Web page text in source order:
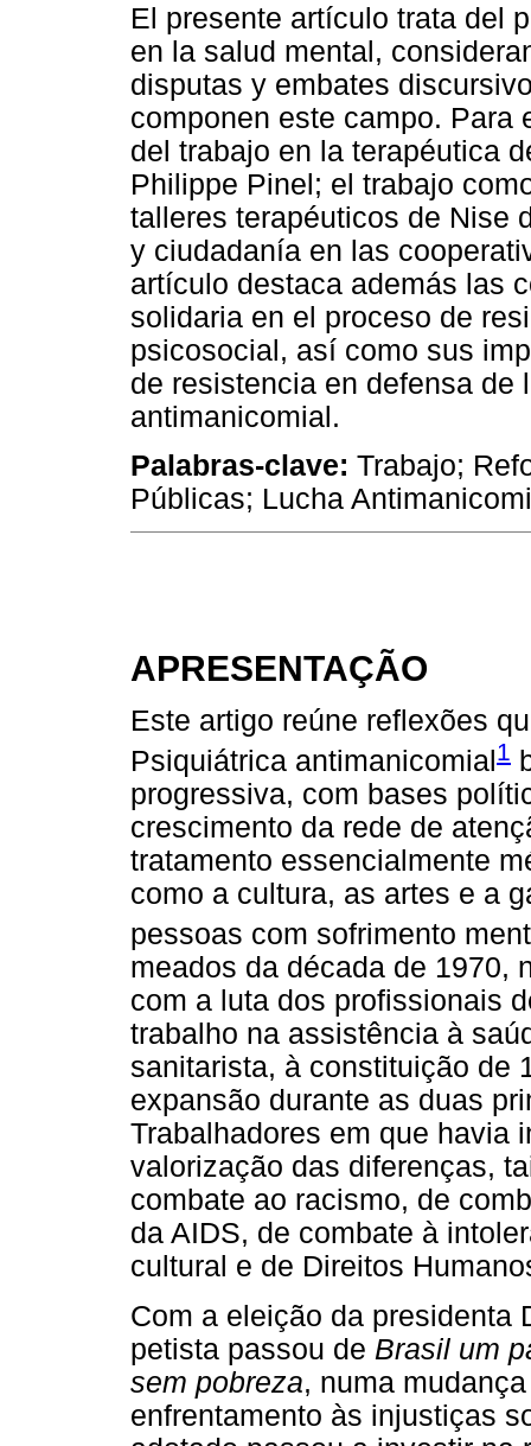
El presente artículo trata del
en la salud mental,
disputas y embates
componen este campo. Para
del trabajo en la terapéutica
Philippe Pinel; el trabajo
talleres terapéuticos de Nise
y ciudadanía en las
artículo destaca además las
solidaria en el proceso de
psicosocial, así como sus
de resistencia en defensa de
antimanicomial.
Palabras-clave: Trabajo;
Públicas; Lucha
APRESENTAÇÃO
Este artigo reúne reflexões
Psiquiátrica antimanicomial 1
progressiva, com bases
crescimento da rede de
tratamento essencialmente
como a cultura, as artes e a
pessoas com sofrimento
meados da década de 1970,
com a luta dos profissionais
trabalho na assistência à
sanitarista, à constituição de
expansão durante as duas
Trabalhadores em que havia
valorização das diferenças,
combate ao racismo, de
da AIDS, de combate à
cultural e de Direitos
Com a eleição da presidenta
petista passou de Brasil um
sem pobreza, numa
enfrentamento às injustiças